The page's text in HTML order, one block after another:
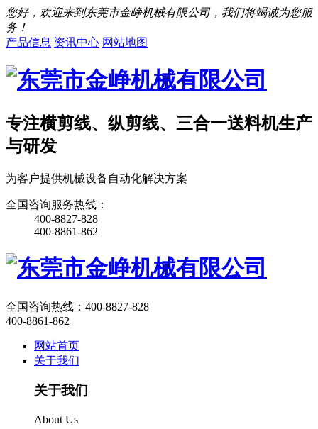
您好，欢迎来到东莞市金峥机械有限公司，我们将竭诚为您服
务！
产品信息 资讯中心 网站地图
专注横剪线、纵剪线、三合一送料机生产
与研发
为客户提供机械设备自动化解决方案
全国咨询服务热线：
400-8827-828
400-8861-862
全国咨询热线： 400-8827-828
400-8861-862
网站首页
关于我们
关于我们
About Us